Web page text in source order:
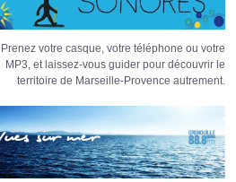
Prenez votre casque, votre téléphone ou votre
MP3, et laissez-vous guider pour découvrir le
territoire de Marseille-Provence autrement.